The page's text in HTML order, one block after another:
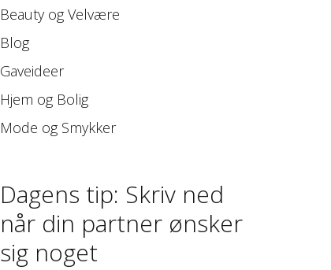
Beauty og Velvære
Blog
Gaveideer
Hjem og Bolig
Mode og Smykker
Dagens tip: Skriv ned
når din partner ønsker
sig noget